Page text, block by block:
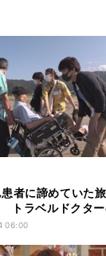
者に諦めていた
トラベルドクタ
1日早ければ…」
06:00